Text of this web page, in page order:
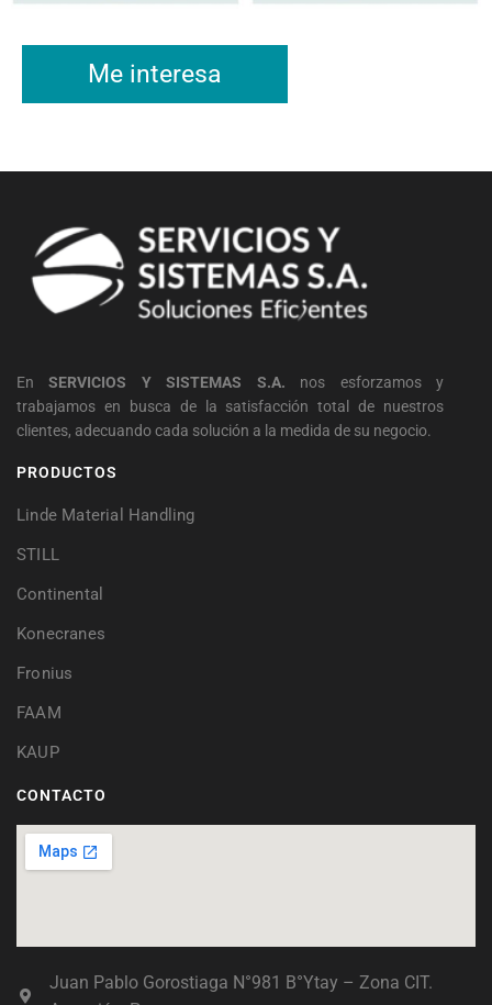
Me interesa
EnSERVICIOS Y SISTEMAS S.A. nos esforzamos y
trabajamos en busca de la satisfacción total de nuestros
clientes, adecuando cada solución a la medida de su negocio.
PRODUCTOS
Linde Material Handling
STILL
Continental
Konecranes
Fronius
FAAM
KAUP
CONTACTO
Juan Pablo Gorostiaga N°981 B°Ytay – Zona CIT.